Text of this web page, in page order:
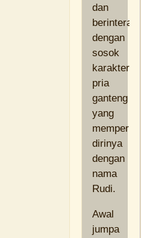
dan
dengan
sosok
karakter
pria
ganteng
yang
dirinya
dengan
nama
Rudi.
Awal
jumpa